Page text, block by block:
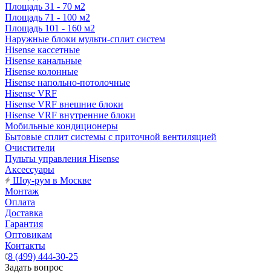
Площадь 31 - 70 м2
Площадь 71 - 100 м2
Площадь 101 - 160 м2
Наружные блоки мульти-сплит систем
Hisense кассетные
Hisense канальные
Hisense колонные
Hisense напольно-потолочные
Hisense VRF
Hisense VRF внешние блоки
Hisense VRF внутренние блоки
Мобильные кондиционеры
Бытовые сплит системы с приточной вентиляцией
Очистители
Пульты управления Hisense
Аксессуары
Шоу-рум в Москве
Монтаж
Оплата
Доставка
Гарантия
Оптовикам
Контакты
8 (499) 444-30-25
Задать вопрос